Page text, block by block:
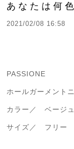
あなたは何
2021/02/08 16:58
PASSIONE
ホールガーメン
カラー／ ベージ
サイズ／ フリー